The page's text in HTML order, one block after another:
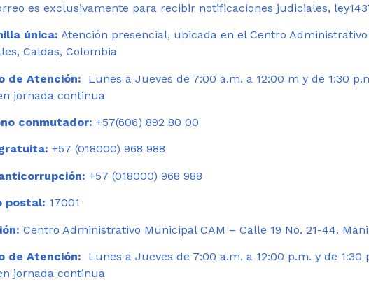
es exclusivamente para recibir notificaciones judiciales,
única: Atención presencial, ubicada en el Centro
Caldas, Colombia
de Atención:
Lunes a Jueves de 7:00 a.m. a 12:00 m y de 1:30
jornada continua
conmutador: +57(606) 892 80 00
+57 (018000) 968 988
+57 (018000) 968 988
postal: 17001
Centro Administrativo Municipal CAM – Calle 19 No. 21-44.
de Atención: Lunes a Jueves de 7:00 a.m. a 12:00 p.m. y de
jornada continua